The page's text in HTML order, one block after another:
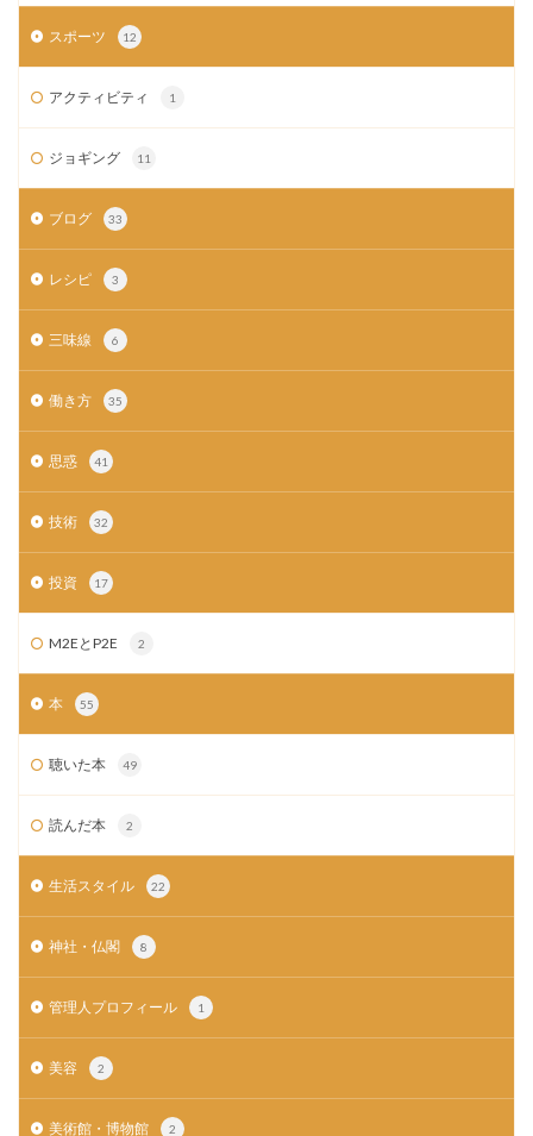
スポーツ 12
アクティビティ 1
ジョギング 11
ブログ 33
レシピ 3
三味線 6
働き方 35
思惑 41
技術 32
投資 17
M2EとP2E 2
本 55
聴いた本 49
読んだ本 2
生活スタイル 22
神社・仏閣 8
管理人プロフィール 1
美容 2
美術館・博物館 2